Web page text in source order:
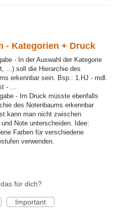
- Kategorien + Druck
- In der Auswahl der Kategorie
...) soll die Hierarchie des
erkennbar sein. Bsp.: 1.HJ - mdl.
- ...
- Im Druck müsste ebenfalls
des Notenbaums erkennbar
kann man nicht zwischen
und Note unterscheiden. Idee:
Farben für verschiedene
verwenden.
für dich?
Important